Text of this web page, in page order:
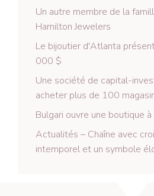
Un autre membre de la
Hamilton Jewelers
Le bijoutier d'Atlanta
000 $
Une société de capital-
acheter plus de 100
Bulgari ouvre une boutique
Actualités – Chaîne avec
intemporel et un symbole